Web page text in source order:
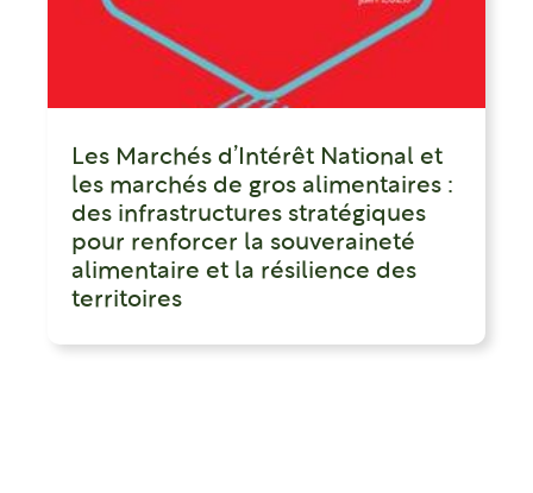
Les Marchés d’Intérêt National et
les marchés de gros alimentaires :
des infrastructures stratégiques
pour renforcer la souveraineté
alimentaire et la résilience des
territoires